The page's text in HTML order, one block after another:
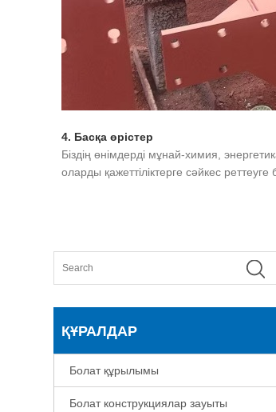
4. Басқа өрістер
Біздің өнімдерді мұнай-химия,
оларды қажеттіліктерге сәйкес
ҚҰРАЛДАР
Болат құрылымы
Болат конструкциялар зауыты